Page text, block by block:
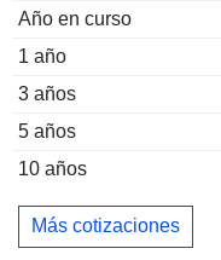
Año en curso
1 año
3 años
5 años
10 años
Más cotizaciones